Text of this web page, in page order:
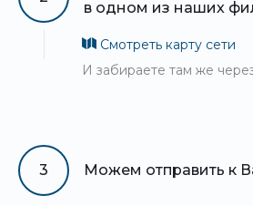
в одном из наших
Смотреть карту сети
И забираете там же
3 Можем отправить к